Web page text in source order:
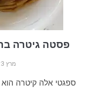
פסטה גיטרה
מרץ 23, 2022
ספגטי אלה קיטרה